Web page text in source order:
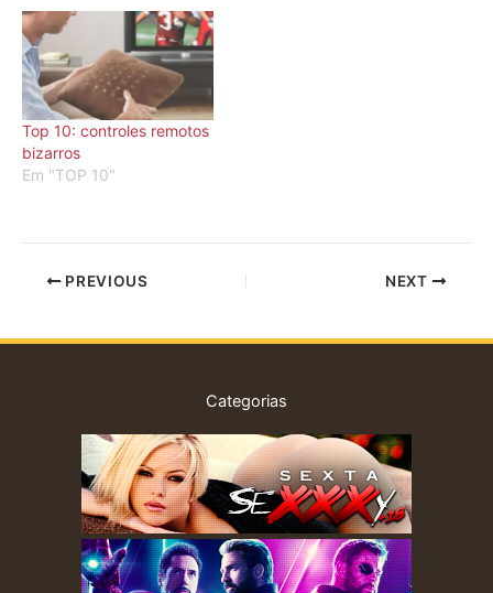
Top 10: controles remotos
bizarros
Em "TOP 10"
PREVIOUS NEXT
Categorias